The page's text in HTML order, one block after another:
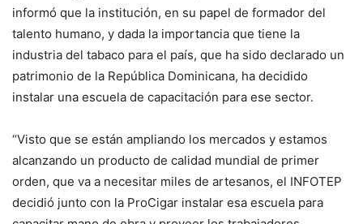
informó que la institución, en su papel de formador del
talento humano, y dada la importancia que tiene la
industria del tabaco para el país, que ha sido declarado un
patrimonio de la República Dominicana, ha decidido
instalar una escuela de capacitación para ese sector.
“Visto que se están ampliando los mercados y estamos
alcanzando un producto de calidad mundial de primer
orden, que va a necesitar miles de artesanos, el INFOTEP
decidió junto con la ProCigar instalar esa escuela para